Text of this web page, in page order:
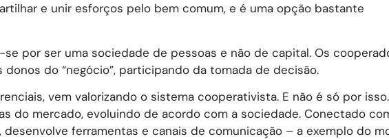
e unir esforços pelo bem comum, e é uma opção bastante
por ser uma sociedade de pessoas e não de capital. Os
do “negócio”, participando da tomada de decisão.
vem valorizando o sistema cooperativista. E não é só por
do mercado, evoluindo de acordo com a sociedade. Conectado
ferramentas e canais de comunicação – a exemplo do